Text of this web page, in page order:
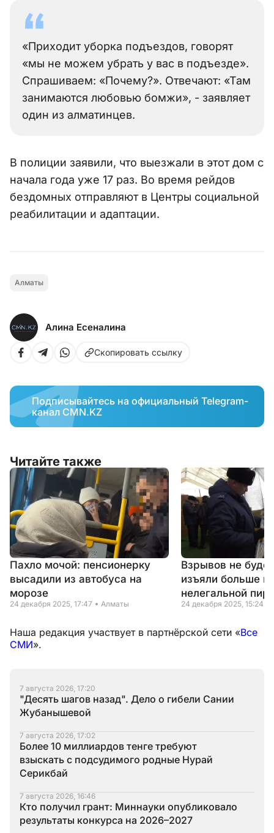
«Приходит уборка подъездов, говорят
«мы не можем убрать у вас в подъезде».
Спрашиваем: «Почему?». Отвечают: «Там
занимаются любовью бомжи», - заявляет
один из алматинцев.
В полиции заявили, что выезжали в этот дом с
начала года уже 17 раз. Во время рейдов
бездомных отправляют в Центры социальной
реабилитации и адаптации.
Алматы
Алина Есеналина
Скопировать ссылку
Подписывайтесь на официальный Telegram-
канал CMN.KZ
Читайте также
Пахло мочой: пенсионерку
высадили из автобуса на
морозе
24 декабря 2025, 17:47 Алматы
Взрывов не
изъяли больше
нелегальной
24 декабря 2025, 15:24
Наша редакция участвует в партнёрской сети «Все
СМИ».
7 августа 2026, 17:20
"Десять шагов назад". Дело о гибели Сании
Жубанышевой
7 августа 2026, 17:02
Более 10 миллиардов тенге требуют
взыскать с подсудимого родные Нурай
Серикбай
7 августа 2026, 16:46
Кто получил грант: Миннауки опубликовало
результаты конкурса на 2026–2027